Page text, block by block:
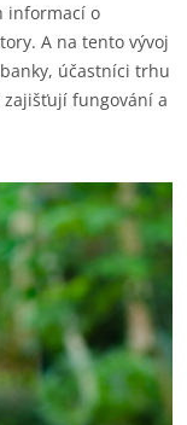
informací o
A na tento vývoj
účastníci trhu
fungování a